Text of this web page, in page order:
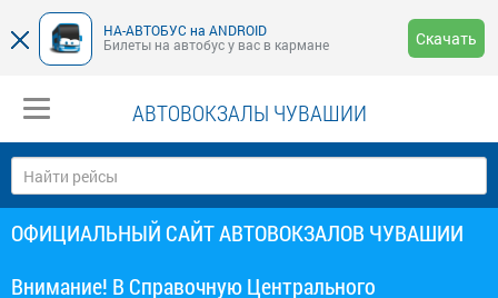
НА-АВТОБУС на ANDROID
Билеты на автобус у вас в кармане
Скачать
АВТОВОКЗАЛЫ ЧУВАШИИ
ОФИЦИАЛЬНЫЙ САЙТ АВТОВОКЗАЛОВ ЧУВАШИИ
Внимание! В Справочную Центрального